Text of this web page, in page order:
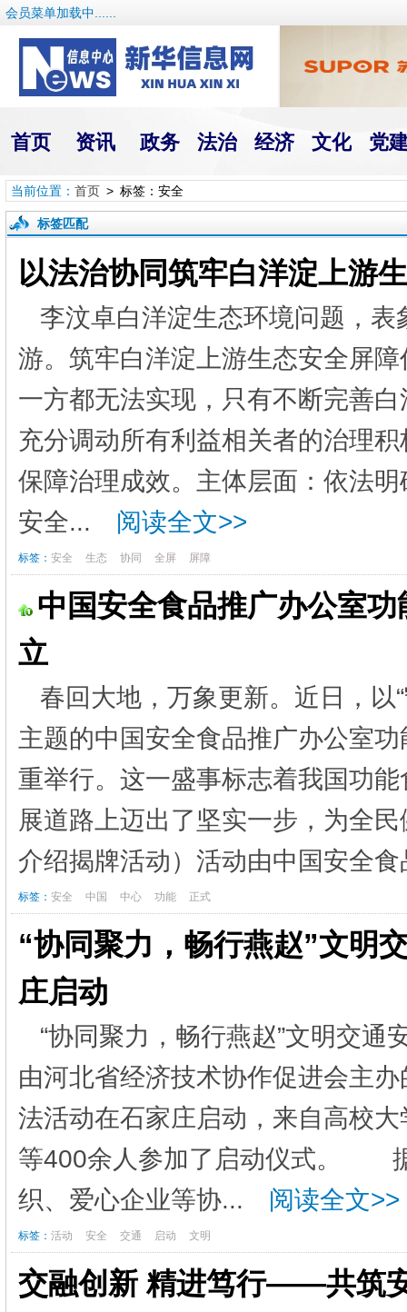
会员菜单加载中......
首页 资讯 政务 法治 经济 文化 党
当前位置： 首页> 标签：安全
标签匹配
以法治协同筑牢白洋淀上游
李汶卓白洋淀生态环境问题，
游。筑牢白洋淀上游生态安全屏
一方都无法实现，只有不断完善
充分调动所有利益相关者的治理
保障治理成效。主体层面：依法
安全...
阅读全文>>
标签： 安全 生态 协同 全屏 屏障
中国安全食品推广办公室
立
春回大地，万象更新。近日，以
主题的中国安全食品推广办公室
重举行。这一盛事标志着我国功
展道路上迈出了坚实一步，为全
介绍揭牌活动）活动由中国安全
标签： 安全 中国 中心 功能 正式
“协同聚力，畅行燕赵”文明
庄启动
“协同聚力，畅行燕赵”文明交
由河北省经济技术协作促进会主
法活动在石家庄启动，来自高校
等400余人参加了启动仪式。
织、爱心企业等协...
阅读全文>>
标签： 活动 安全 交通 启动 文明
交融创新 精进笃行——共筑